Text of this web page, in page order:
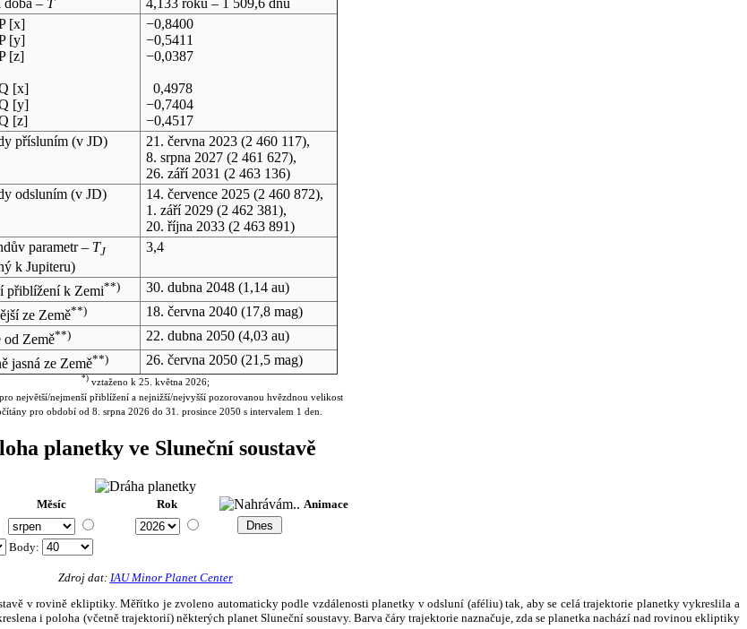
[x]
[y]
[z]
[x]
[y]
[z]
−0,8400
−0,5411
−0,0387
0,4978
−0,7404
−0,4517
přísluním (v JD) 21. června 2023(2 460 117),
8. srpna 2027(2 461 627),
26. září 2031 (2 463 136)
odsluním (v JD) 14. července 2025(2 460 872),
1. září 2029(2 462 381),
20. října 2033(2 463 891)
parametr – TJ
k Jupiteru)
3,4
přiblížení k Zemi**) 30. dubna 2048(1,14 au)
ze Země**) 18. června 2040(17,8 mag)
od Země**) 22. dubna 2050(4,03 au)
jasná ze Země**) 26. června 2050(21,5 mag)
*)vztaženo k 25. května 2026;
největší/nejmenší přiblížení a nejnižší/nejvyšší pozorovanou hvězdnou velikost
pro období od 8. srpna 2026 do 31. prosince 2050 s intervalem 1 den.
planetky ve Sluneční soustavě
Měsíc Rok Animace
Body:
Zdroj dat: IAU Minor Planet Center
v rovině ekliptiky. Měřítko je zvoleno automaticky podle vzdálenosti planetky v odsluní (aféliu) tak, aby se celá trajektorie planetky vykreslila a
i poloha (včetně trajektorií) některých planet Sluneční soustavy. Barva čáry trajektorie naznačuje, zda se planetka nachází nad rovinou ekliptiky